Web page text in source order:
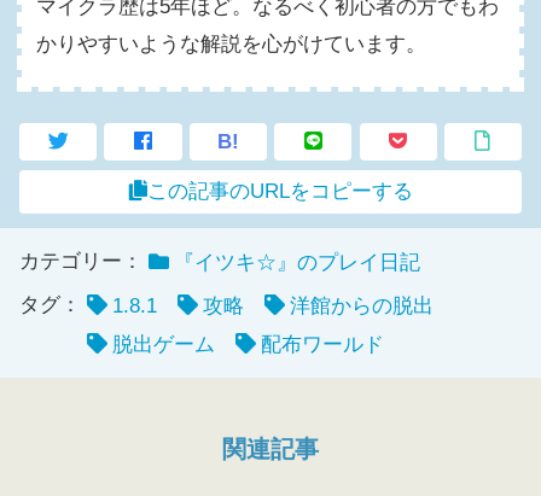
マイクラ歴は5年ほど。なるべく初心者の方でもわ
かりやすいような解説を心がけています。
B!
この記事のURLをコピーする
カテゴリー：
『イツキ☆』のプレイ日記
タグ：
1.8.1 攻略
洋館からの脱出
脱出ゲーム
配布ワールド
関連記事